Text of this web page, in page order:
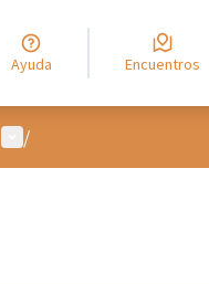
Ayuda Encuentros
Menú de usuario
/